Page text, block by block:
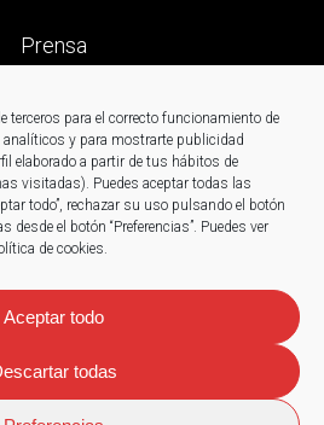
terceros para el correcto funcionamiento de
y para mostrarte publicidad
elaborado a partir de tus hábitos de
visitadas). Puedes aceptar todas las
todo”, rechazar su uso pulsando el botón
desde el botón “Preferencias”. Puedes ver
de cookies.
Aceptar todo
todas
Prensa
en Fagor
Noticias
Contacto